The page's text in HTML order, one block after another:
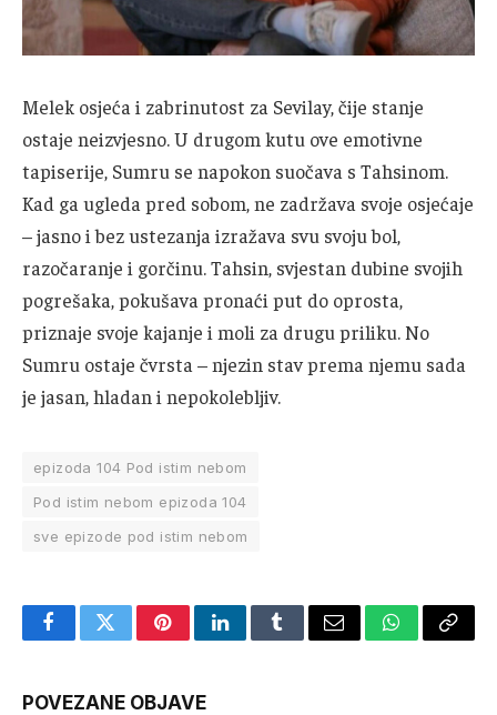
Melek osjeća i zabrinutost za Sevilay, čije stanje
ostaje neizvjesno. U drugom kutu ove emotivne
tapiserije, Sumru se napokon suočava s Tahsinom.
Kad ga ugleda pred sobom, ne zadržava svoje osjećaje
– jasno i bez ustezanja izražava svu svoju bol,
razočaranje i gorčinu. Tahsin, svjestan dubine svojih
pogrešaka, pokušava pronaći put do oprosta,
priznaje svoje kajanje i moli za drugu priliku. No
Sumru ostaje čvrsta – njezin stav prema njemu sada
je jasan, hladan i nepokolebljiv.
epizoda 104 Pod istim nebom
Pod istim nebom epizoda 104
sve epizode pod istim nebom
FacebookTwitterPinterestLinkedInTumblrEmail WhatsApp
Copy
POVEZANE OBJAVE